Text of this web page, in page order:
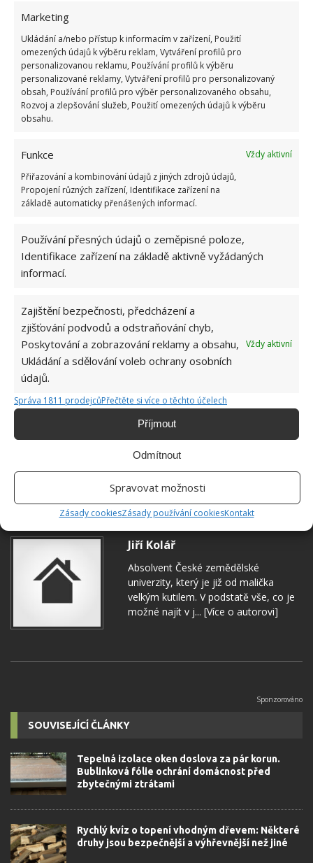
Marketing
Ukládání a/nebo přístup k informacím v zařízení, Použití
omezených údajů k výběru reklam, Vytváření profilů pro
personalizovanou reklamu, Používání profilů k výběru
personalizované reklamy, Vytváření profilů pro personalizovaný
obsah, Používání profilů pro výběr personalizovaného obsahu,
Rozvoj a zlepšování služeb, Použití omezených údajů k výběru
obsahu.
Funkce
Vždy aktivní
Přiřazování a kombinování údajů z jiných zdrojů údajů,
Propojení různých zařízení, Identifikace zařízení na
základě automaticky přenášených informací.
Používání přesných údajů o zeměpisné poloze,
Identifikace zařízení na základě aktivně vyžádaných
informací.
Zajištění bezpečnosti, předcházení a
zjišťování podvodů a odstraňování chyb,
Poskytování a zobrazování reklamy a obsahu,
Ukládání a sdělování voleb ochrany osobních
údajů.
Vždy aktivní
Správa 1811 prodejcůPřečtěte si více o těchto účelech
Příjmout
Odmítnout
Spravovat možnosti
Zásady cookiesZásady používání cookiesKontakt
Zvláště v případě velkých oken se výborně osvědčila
přítomnost záclon. Jen při jejich výběru a věšení
dejte pozor, abyste jimi nepřekáželi radiátorům.
Velká část tepla by jimi byla zachycenaa k
vytopení celé místnosti byste nakonec spotřebovali
mnohem více energie. Další tepelnou bariéru, i když
na parapetech.
Zdroj:Porady Interia
ZADRŽOVÁNÍ TEPLA
Jiří Kolář
Absolvent České zemědělské
univerzity, který je již od malička
velkým kutilem. V podstatě vše, co je
možné najít v j... [Více o autorovi]
SOUVISEJÍCÍ ČLÁNKY
Tepelná izolace oken doslova za pár korun.
Bublinková fólie ochrání domácnost před
zbytečnými ztrátami
Rychlý kvíz o topení vhodným dřevem: Některé
druhy jsou bezpečnější a výhřevnější než jiné